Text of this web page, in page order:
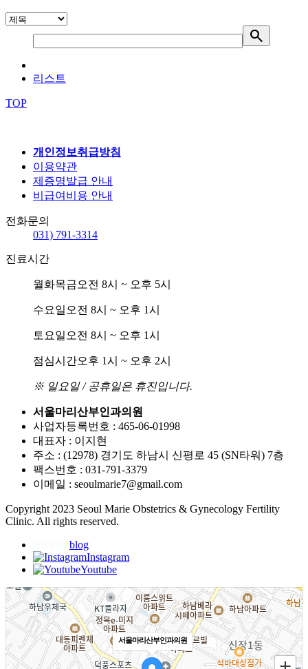
search
리스트
TOP
개인정보취급방침
이용약관
제증명발급 안내
비급여비용 안내
전화문의
031) 791-3314
진료시간
월화목금오전 8시 ~ 오후 5시
수요일 오전 8시 ~ 오후 1시
토요일 오전 8시 ~ 오후 1시
점심시간오후 1시 ~ 오후 2시
※ 일요일 / 공휴일은 휴진입니다.
서울마리산부인과의원
사업자등록번호 : 465-06-01998
대표자 : 이지현
주소 : (12978) 경기도 하남시 신평로 45 (SN타워) 7층
팩스번호 : 031-791-3379
이메일 : seoulmarie7@gmail.com
Copyright 2023 Seoul Marie Obstetrics & Gynecology Fertility
Clinic. All rights reserved.
blog
Instagram
Youtube
서울마리산부인과의원